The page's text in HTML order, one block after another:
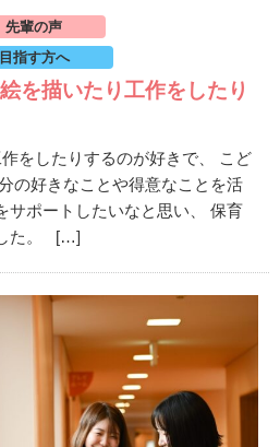
先輩の声
指す方へ
を描いたり工作をしたり
をしたりするのが好きで、 こど
の好きなことや得意なことを活
サポートしたいなと思い、 保育
た。 […]